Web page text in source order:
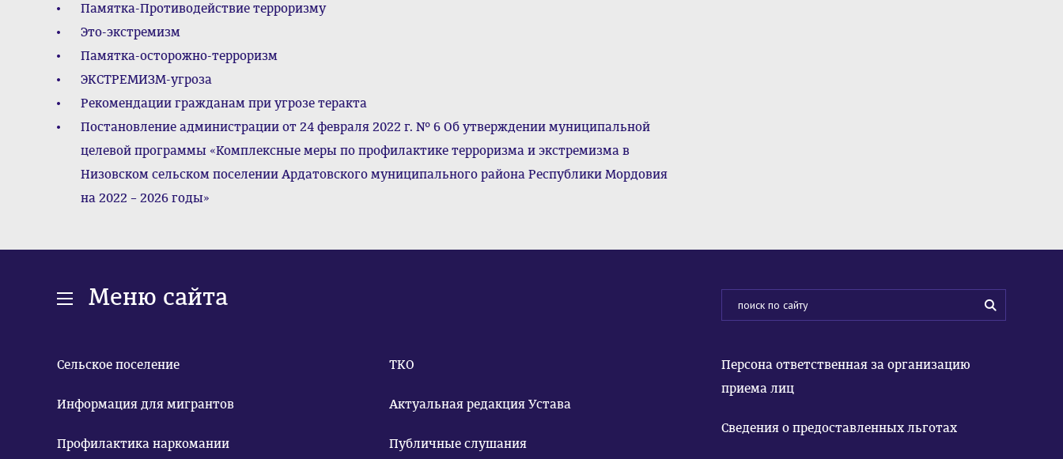
Памятка-Противодействие терроризму
Это-экстремизм
Памятка-осторожно-терроризм
ЭКСТРЕМИЗМ-угроза
Рекомендации гражданам при угрозе теракта
Постановление администрации от 24 февраля 2022 г. № 6 Об утверждении муниципальной
целевой программы «Комплексные меры по профилактике терроризма и экстремизма в
Низовском сельском поселении Ардатовского муниципального района Республики Мордовия
на 2022 – 2026 годы»
Меню сайта
Сельское поселение
Информация для мигрантов
Профилактика наркомании
ТКО
Актуальная редакция Устава
Публичные слушания
Персона ответственная за организацию
приема лиц
Сведения о предоставленных льготах